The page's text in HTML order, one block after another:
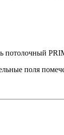
потолочный
поля